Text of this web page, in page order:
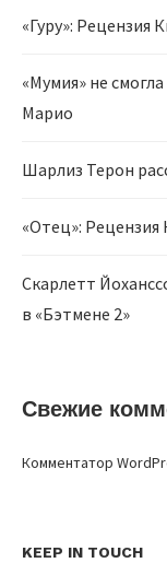
«Гуру»: Рецензия
«Мумия» не
Марио
Шарлиз Терон
«Отец»:
Скарлетт
в «Бэтмене 2»
Свежие
Комментатор
KEEP IN TOUCH